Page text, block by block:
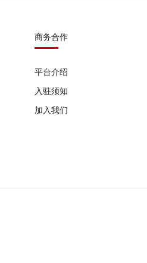
商务合作
平台介绍
入驻须知
加入我们